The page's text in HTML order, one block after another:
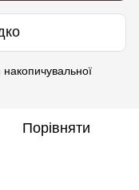
Порівняти